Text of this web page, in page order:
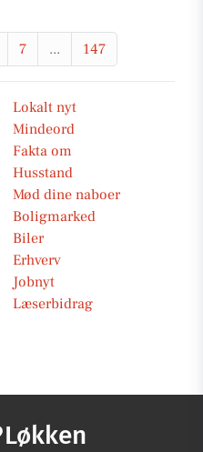
7 ... 147
Lokalt nyt
Mindeord
Fakta om
Husstand
Mød dine naboer
Boligmarked
Biler
Erhverv
Jobnyt
Læserbidrag
Løkken